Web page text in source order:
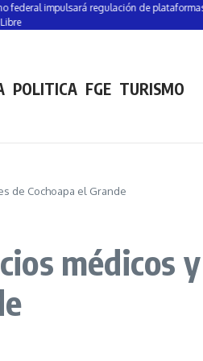
regulación de plataformas
POLITICA FGE TURISMO
de Cochoapa el Grande
médicos